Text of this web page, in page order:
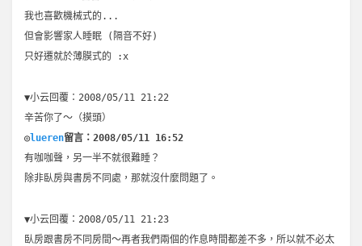
我也喜歡機械式的...
但會影響家人睡眠 (隔音不好)
只好遷就於薄膜式的 :x
▼小云回覆：2008/05/11 21:22
辛苦你了～（摸頭）
◎lueren留言：2008/05/11 16:52
有咖咖聲，另一半不就很難睡？
除非臥房與書房不同處，那就沒什麼問題了。
▼小云回覆：2008/05/11 21:23
臥房跟書房不同房間～再者我們兩個的作息時間都差不多，所以就不必太